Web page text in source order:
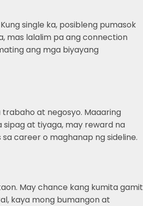
single ka, posibleng pumasok
mas lalalim pa ang connection
ang mga biyayang
at negosyo. Maaaring
at tiyaga, may reward na
career o maghanap ng sideline.
May chance kang kumita gamit
kaya mong bumangon at